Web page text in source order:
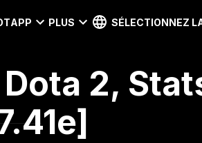
APP PLUS SÉLECTIONNEZ
2,